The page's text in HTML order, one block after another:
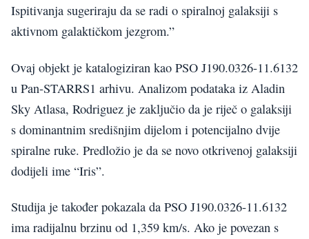
Ispitivanja sugeriraju da se radi o spiralnoj galaksiji s
aktivnom galaktičkom jezgrom.”
Ovaj objekt je katalogiziran kao PSO J190.0326-11.6132
u Pan-STARRS1 arhivu. Analizom podataka iz Aladin
Sky Atlasa, Rodriguez je zaključio da je riječ o galaksiji
s dominantnim središnjim dijelom i potencijalno dvije
spiralne ruke. Predložio je da se novo otkrivenoj galaksiji
dodijeli ime “Iris”.
Studija je također pokazala da PSO J190.0326-11.6132
ima radijalnu brzinu od 1,359 km/s. Ako je povezan s